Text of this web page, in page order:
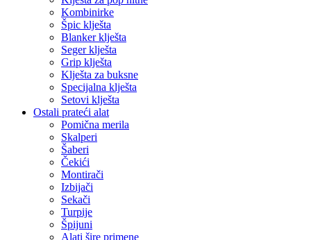
Kombinirke
Špic klješta
Blanker klješta
Seger klješta
Grip klješta
Klješta za buksne
Specijalna klješta
Setovi klješta
Ostali prateći alat
Pomična merila
Skalperi
Šaberi
Čekići
Montirači
Izbijači
Sekači
Turpije
Špijuni
Alati šire primene